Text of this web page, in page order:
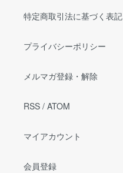
特定商取引法に基づく表記
プライバシーポリシー
メルマガ登録・解除
RSS / ATOM
マイアカウント
会員登録